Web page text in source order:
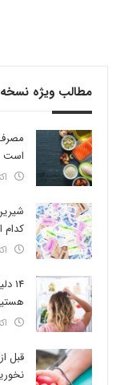
مطالب ویژه نسخه
است
قبل